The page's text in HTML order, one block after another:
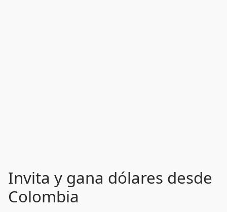
Invita y gana dólares desde
Colombia